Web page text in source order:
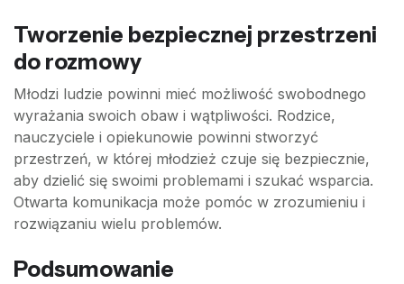
Tworzenie bezpiecznej przestrzeni
do rozmowy
Młodzi ludzie powinni mieć możliwość swobodnego
wyrażania swoich obaw i wątpliwości. Rodzice,
nauczyciele i opiekunowie powinni stworzyć
przestrzeń, w której młodzież czuje się bezpiecznie,
aby dzielić się swoimi problemami i szukać wsparcia.
Otwarta komunikacja może pomóc w zrozumieniu i
rozwiązaniu wielu problemów.
Podsumowanie